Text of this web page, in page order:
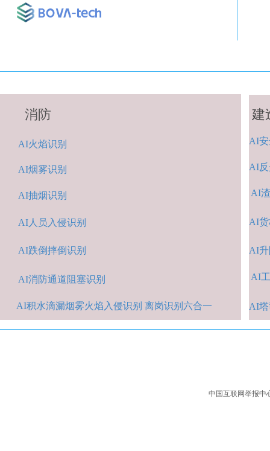
AI人 员入侵识别
AI消防通道阻塞识别
AI火焰识别
AI抽烟识别
AI跌倒摔倒识别
AI积水滴漏烟雾火焰入侵识别 离岗识别六合一
AI烟雾识别
建
AI
AI
AI
AI货
AI反
AI
AI
中国互联网举报中
消防